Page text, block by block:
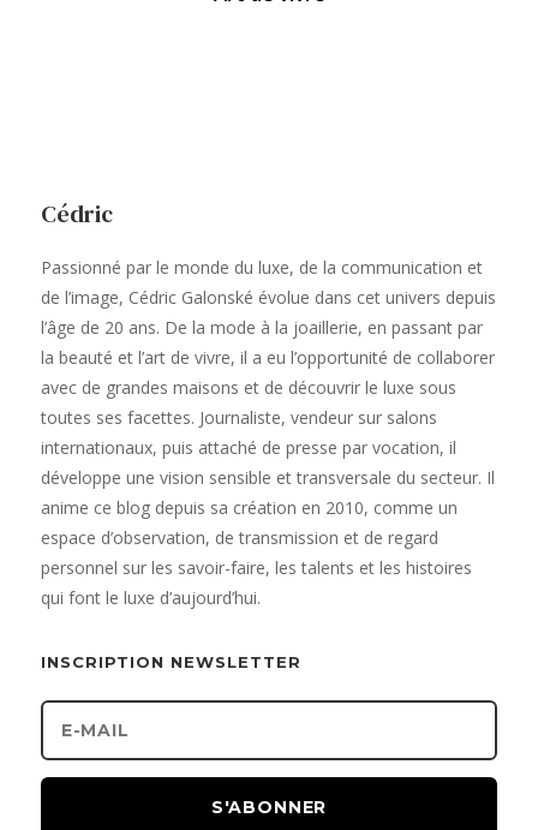
Cédric
Passionné par le monde du luxe, de la communication et
de l’image, Cédric Galonské évolue dans cet univers depuis
l’âge de 20 ans. De la mode à la joaillerie, en passant par
la beauté et l’art de vivre, il a eu l’opportunité de collaborer
avec de grandes maisons et de découvrir le luxe sous
toutes ses facettes. Journaliste, vendeur sur salons
internationaux, puis attaché de presse par vocation, il
développe une vision sensible et transversale du secteur. Il
anime ce blog depuis sa création en 2010, comme un
espace d’observation, de transmission et de regard
personnel sur les savoir-faire, les talents et les histoires
qui font le luxe d’aujourd’hui.
INSCRIPTION NEWSLETTER
S'ABONNER